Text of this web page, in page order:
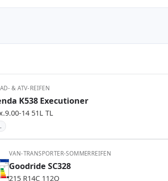
& ATV-REIFEN
K538 Executioner
14 51L TL
2607609
C2
C
E E
VAN-TRANSPORTER-SOMMERREIFEN
Goodride SC328
215 R14C 112Q